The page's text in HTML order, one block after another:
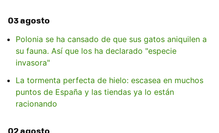
03 agosto
Polonia se ha cansado de que sus gatos aniquilen a
su fauna. Así que los ha declarado "especie
invasora"
La tormenta perfecta de hielo: escasea en muchos
puntos de España y las tiendas ya lo están
racionando